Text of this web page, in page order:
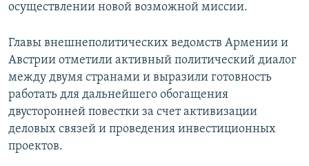
осуществлении новой возможной миссии.
Главы внешнеполитических ведомств Армении и
Австрии отметили активный политический диалог
между двумя странами и выразили готовность
работать для дальнейшего обогащения
двусторонней повестки за счет активизации
деловых связей и проведения инвестиционных
проектов.